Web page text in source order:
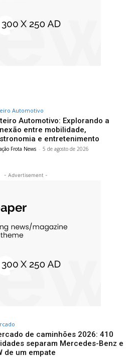
Automotivo
Automotivo: Explorando a
entre mobilidade,
e entretenimento
Frota News - 5 de agosto de 2026
- Advertisement -
de caminhões 2026: 410
separam Mercedes-Benz e
de um empate